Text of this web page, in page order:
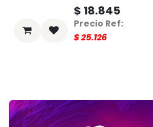
$ 18.845
$25.126